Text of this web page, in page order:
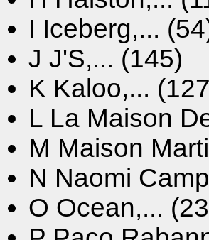
I Iceberg,...
J J'S,... (145)
K Kaloo,...
L La Maison
M Maison
N Naomi
O Ocean,...